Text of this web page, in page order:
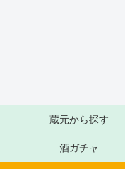
蔵元から探す
酒ガチャ